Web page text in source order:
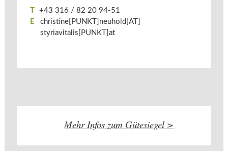
T +43 316 / 82 20 94-51
E
christine[PUNKT]neuhold[AT]​
styriavitalis[PUNKT]at
Mehr Infos zum Gütesiegel >